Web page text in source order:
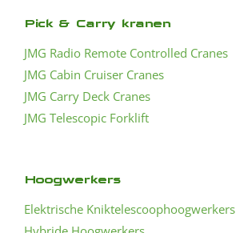
Pick & Carry kranen
JMG Radio Remote Controlled Cranes
JMG Cabin Cruiser Cranes
JMG Carry Deck Cranes
JMG Telescopic Forklift
Hoogwerkers
Elektrische Kniktelescoophoogwerkers